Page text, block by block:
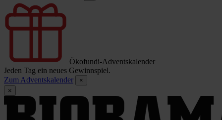
Ökofundi-Adventskalender
Jeden Tag ein neues Gewinnspiel.
Zum Adventskalender
×
×